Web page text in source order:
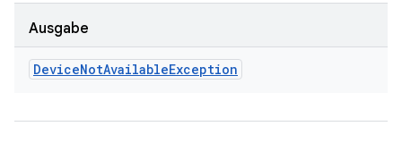
Ausgabe
DeviceNotAvailableException